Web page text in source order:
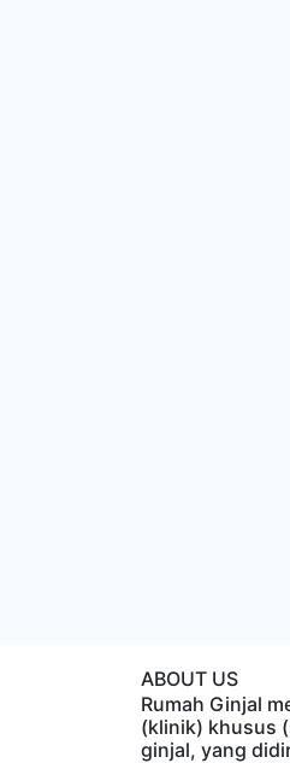
ABOUT US
Rumah Ginjal
(klinik) khusus
ginjal, yang